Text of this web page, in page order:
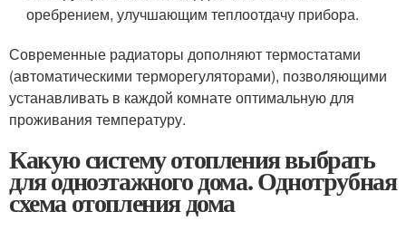
оребрением, улучшающим теплоотдачу прибора.
Современные радиаторы дополняют термостатами
(автоматическими терморегуляторами), позволяющими
устанавливать в каждой комнате оптимальную для
проживания температуру.
Какую систему отопления выбрать
для одноэтажного дома. Однотрубная
схема отопления дома